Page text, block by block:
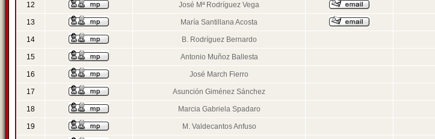
12 José Mª Rodríguez Vega
13 María Santillana Acosta
14 B. Rodríguez Bernardo
15 Antonio Muñoz Ballesta
16 José March Fierro
17 Asunción Giménez Sánchez
18 Marcia Gabriela Spadaro
19 M. Valdecantos Anfuso